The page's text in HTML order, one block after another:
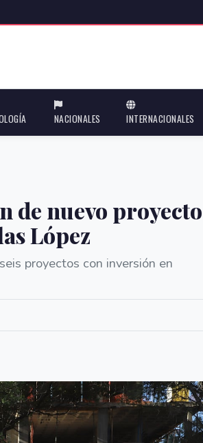
NACIONALES INTERNACIONALES
de nuevo proyecto
López
proyectos con inversión en